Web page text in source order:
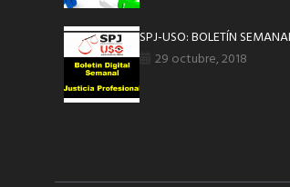
SPJ-USO: BOLETÍN
29 octubre, 2018